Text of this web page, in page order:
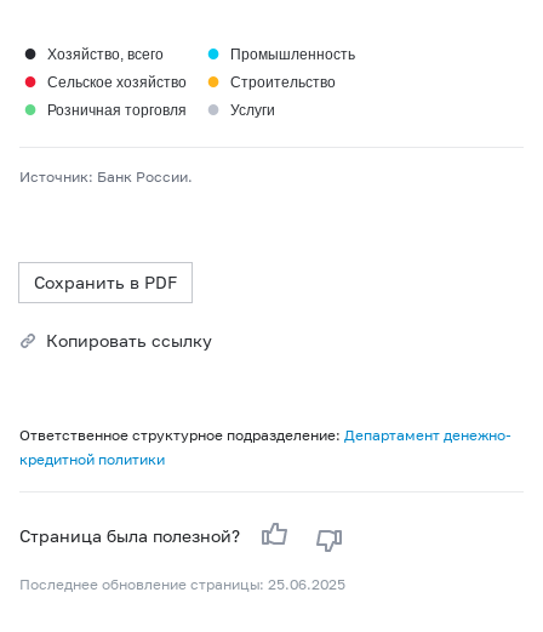
● Хозяйство, всего ● Промышленность
● Сельское хозяйство ● Строительство
● Розничная торговля ● Услуги
Источник: Банк России.
Сохранить в PDF
Копировать ссылку
Ответственное структурное подразделение: Департамент денежно-
кредитной политики
Страница была полезной?
Последнее обновление страницы: 25.06.2025